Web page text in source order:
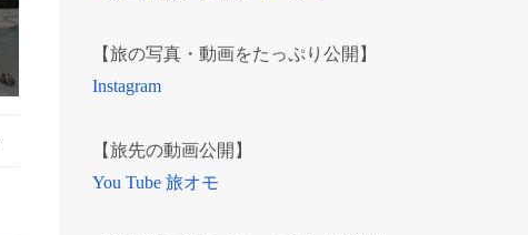
【旅の写真・動画をたっぷり公開】
Instagram
【旅先の動画公開】
You Tube 旅オモ